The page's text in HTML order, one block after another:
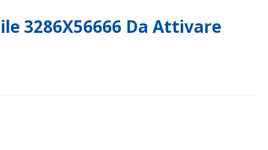
3286X56666 Da Attivare